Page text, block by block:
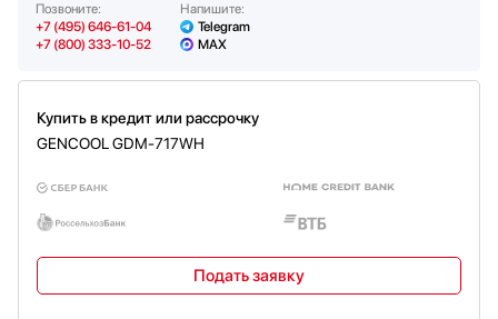
Позвоните:
+7 (495) 646-61-04
+7 (800) 333-10-52
Напишите:
Telegram
MAX
Купить в кредит или рассрочку
GENCOOL GDM-717WH
Подать заявку